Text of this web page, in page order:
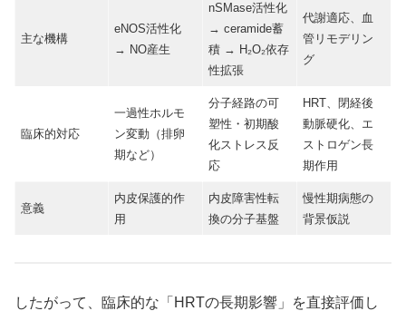
主な機構
eNOS活性化
→ NO産生
nSMase活性化
→ ceramide蓄
積 → H₂O₂依存
性拡張
代謝適応、血
管リモデリン
グ
臨床的対応
一過性ホルモ
ン変動（排卵
期など）
分子経路の可
塑性・初期酸
化ストレス反
応
HRT、閉経後
動脈硬化、エ
ストロゲン長
期作用
意義
内皮保護的作
用
内皮障害性転
換の分子基盤
慢性期病態の
背景仮説
したがって、臨床的な「HRTの長期影響」を直接評価し